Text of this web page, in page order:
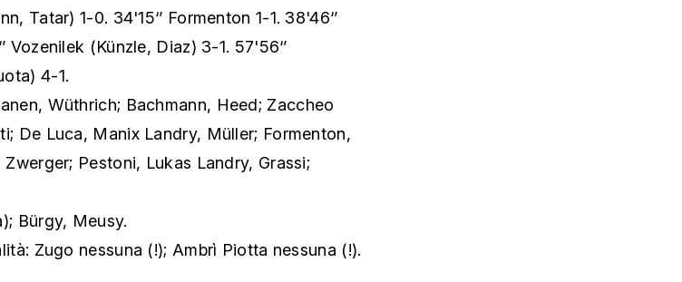
Tatar) 1-0. 34'15‘’ Formenton 1-1. 38'46‘’
Vozenilek (Künzle, Diaz) 3-1. 57'56‘’
4-1.
Wüthrich; Bachmann, Heed; Zaccheo
De Luca, Manix Landry, Müller; Formenton,
Pestoni, Lukas Landry, Grassi;
Bürgy, Meusy.
Zugo nessuna (!); Ambrì Piotta nessuna (!).